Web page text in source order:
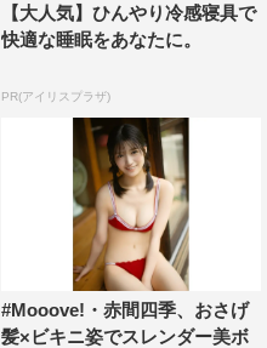
【大人気】ひんやり冷感寝具で
快適な睡眠をあなたに。
PR(アイリスプラザ)
#Mooove!・赤間四季、おさげ
髪×ビキニ姿でスレンダー美ボ